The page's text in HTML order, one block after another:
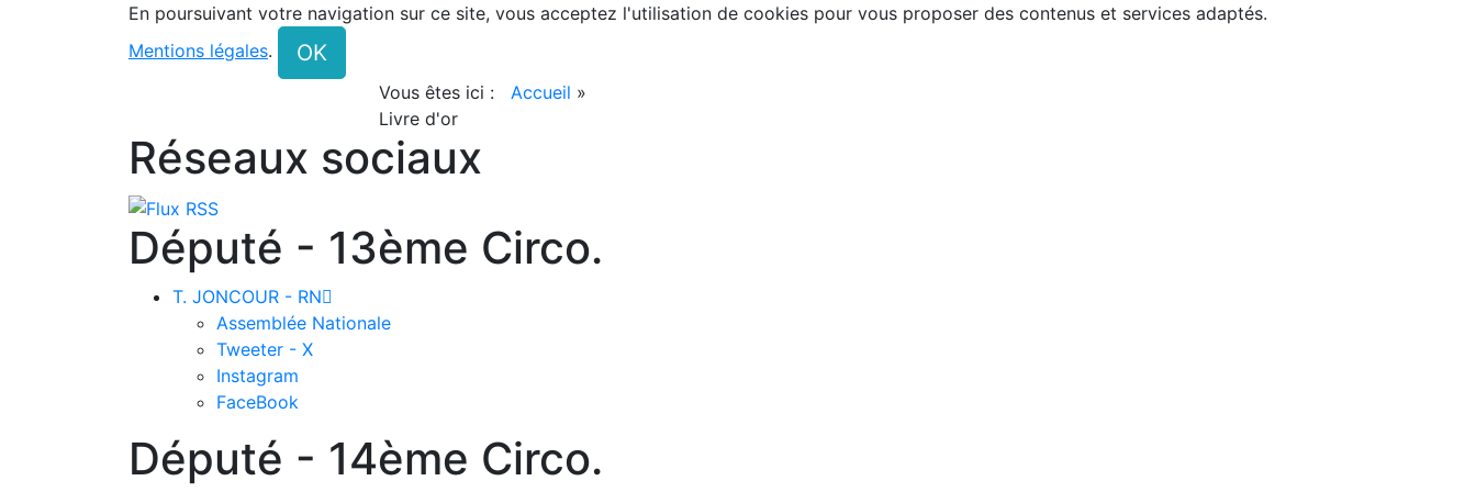
En poursuivant votre navigation sur ce site, vous acceptez l'utilisation de cookies pour vous proposer des contenus et services adaptés.
Mentions légales. OK
Vous êtes ici : Accueil »
Livre d'or
Réseaux sociaux
Député - 13ème Circo.
T. JONCOUR - RN
Assemblée Nationale
Tweeter - X
Instagram
FaceBook
Député - 14ème Circo.